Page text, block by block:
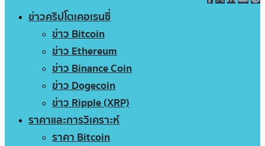
ข่าวคริปโตเคอเรนซี่
ข่าว Bitcoin
ข่าว Ethereum
ข่าว Binance Coin
ข่าว Dogecoin
ข่าว Ripple (XRP)
ราคาและการวิเคราะห์
ราคา Bitcoin